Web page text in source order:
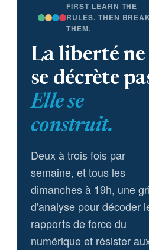
FIRST LEARN THE
RULES. THEN
THEM.
La liberté ne
se décrète
Elle se
construit.
Deux à trois fois par
semaine, et tous les
dimanches à 19h, une
d'analyse pour décoder
rapports de force du
numérique et résister